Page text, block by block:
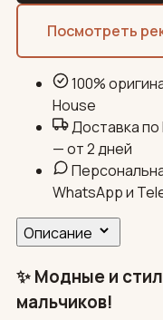
Посмотреть
100%
House
Доставка по
— от 2 дней
WhatsApp и
Описание
✨ Модные и
мальчиков!